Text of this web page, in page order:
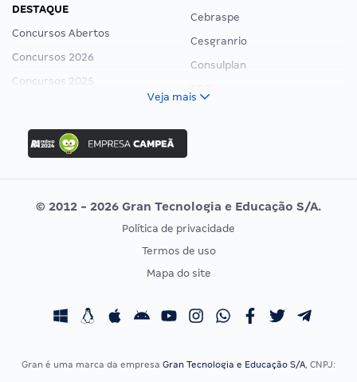
DESTAQUE
Concursos Abertos
Concursos 2026
Concursos 2025
Concurso Ibama
Concurso MPU
Editais publicados
Cebraspe
Cesgranrio
Consulplan
Vunesp
CONCURSOS POR PROFISSÃO
Concursos Fiscais
EXAME DE ORDEM
Calendário OAB
Veja mais
© 2012 - 2026 Gran Tecnologia e Educação S/A.
Política de privacidade
Termos de uso
Mapa do site
Gran é uma marca da empresa Gran Tecnologia e Educação S/A, CNPJ: